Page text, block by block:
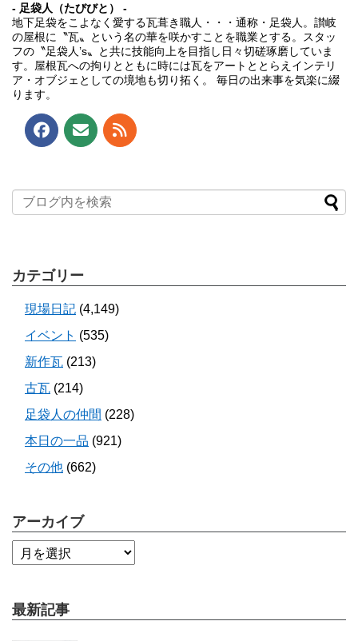
- 足袋人（たびびと） -
地下足袋をこよなく愛する瓦葺き職人・・・通称・足袋人。讃岐
の屋根に〝瓦〟という名の華を咲かすことを職業とする。スタッ
フの〝足袋人’s〟と共に技能向上を目指し日々切磋琢磨していま
す。屋根瓦への拘りとともに時には瓦をアートととらえインテリ
ア・オブジェとしての境地も切り拓く。 毎日の出来事を気楽に綴
ります。
カテゴリー
現場日記 (4,149)
イベント (535)
新作瓦 (213)
古瓦 (214)
足袋人の仲間 (228)
本日の一品 (921)
その他 (662)
アーカイブ
最新記事